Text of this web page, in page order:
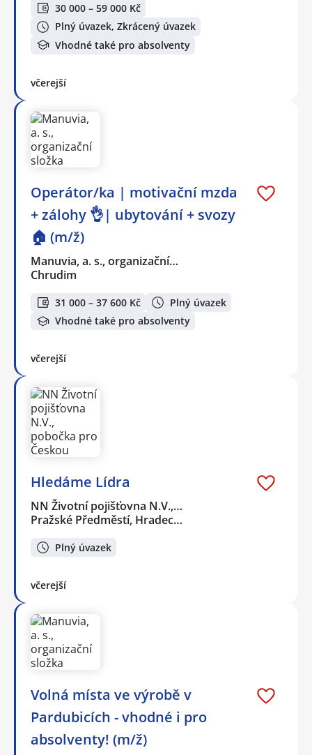
30 000 – 59 000 Kč
Plný úvazek, Zkrácený úvazek
Vhodné také pro absolventy
včerejší
Operátor/ka | motivační mzda
+ zálohy 👌| ubytování + svozy
🏠 (m/ž)
Manuvia, a. s., organizační…
Chrudim
31 000 – 37 600 Kč
Plný úvazek
Vhodné také pro absolventy
včerejší
Hledáme Lídra
NN Životní pojišťovna N.V.,…
Pražské Předměstí, Hradec…
Plný úvazek
včerejší
Volná místa ve výrobě v
Pardubicích - vhodné i pro
absolventy! (m/ž)